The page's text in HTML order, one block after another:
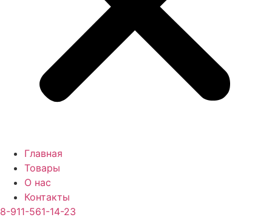
Главная
Товары
О нас
Контакты
8-911-561-14-23